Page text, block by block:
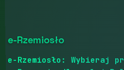
e-Rzemiosło
e-Rzemiosło: Wybieraj